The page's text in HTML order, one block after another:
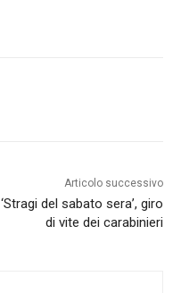
Articolo successivo
‘Stragi del sabato sera’, giro
di vite dei carabinieri